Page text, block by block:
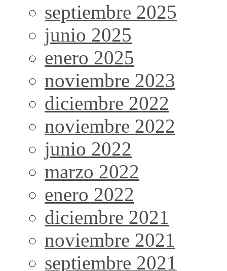
septiembre 2025
junio 2025
enero 2025
noviembre 2023
diciembre 2022
noviembre 2022
junio 2022
marzo 2022
enero 2022
diciembre 2021
noviembre 2021
septiembre 2021